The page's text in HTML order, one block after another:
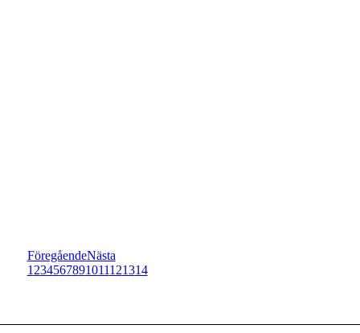
FöregåendeNästa
1 234567891011121314